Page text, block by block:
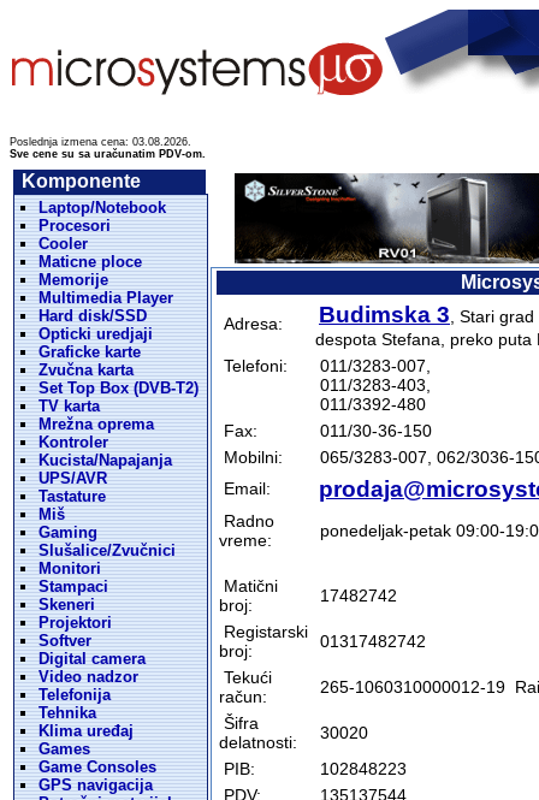
Poslednja izmena cena: 03.08.2026.
Sve cene su sa uračunatim PDV-om.
Komponente
Laptop/Notebook
Procesori
Cooler
Maticne ploce
Memorije
Multimedia Player
Hard disk/SSD
Opticki uredjaji
Graficke karte
Zvučna karta
Set Top Box (DVB-T2)
TV karta
Mrežna oprema
Kontroler
Kucista/Napajanja
UPS/AVR
Tastature
Miš
Gaming
Slušalice/Zvučnici
Monitori
Stampaci
Skeneri
Projektori
Softver
Digital camera
Video nadzor
Telefonija
Tehnika
Klima uređaj
Games
Game Consoles
GPS navigacija
Adresa: Budimska 3 , Stari
despota Stefana, preko puta
Telefoni:
011/3283-007,
011/3283-403,
011/3392-480
Fax:
011/30-36-150
Mobilni:
065/3283-007, 062/3036-
Email:
Radno
vreme:
ponedeljak-petak 09:00-
Matični
broj:
17482742
Registarski
broj:
01317482742
Tekući
račun:
265-1060310000012-19
Šifra
delatnosti:
30020
PIB:
102848223
PDV:
135137544